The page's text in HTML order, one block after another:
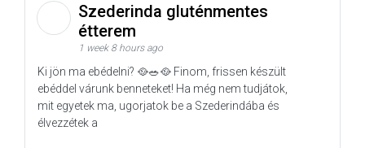
Szederinda gluténmentes
étterem
1 week 8 hours ago
Ki jön ma ebédelni? 🥘🥗🥘 Finom, frissen készült
ebéddel várunk benneteket! Ha még nem tudjátok,
mit egyetek ma, ugorjatok be a Szederindába és
élvezzétek a